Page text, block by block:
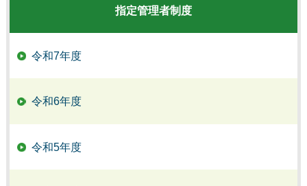
指定管理者制度
令和7年度
令和6年度
令和5年度